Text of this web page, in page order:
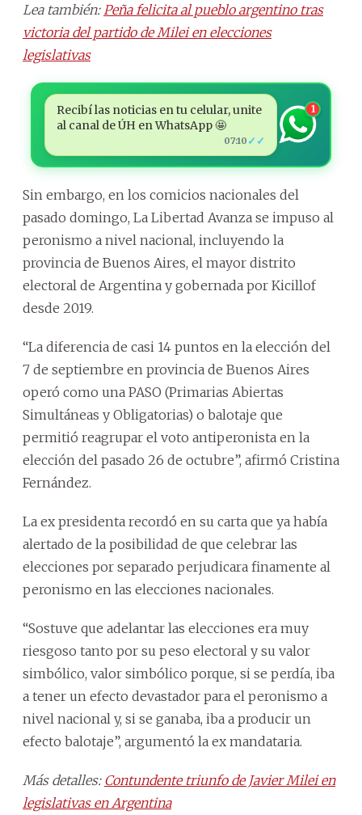
Lea también: Peña felicita al pueblo argentino tras
victoria del partido de Milei en elecciones
legislativas
Recibí las noticias en tu celular, unite
al canal de ÚH en WhatsApp 🤩
07:10 ✓✓
1
Sin embargo, en los comicios nacionales del
pasado domingo, La Libertad Avanza se impuso al
peronismo a nivel nacional, incluyendo la
provincia de Buenos Aires, el mayor distrito
electoral de Argentina y gobernada por Kicillof
desde 2019.
“La diferencia de casi 14 puntos en la elección del
7 de septiembre en provincia de Buenos Aires
operó como una PASO (Primarias Abiertas
Simultáneas y Obligatorias) o balotaje que
permitió reagrupar el voto antiperonista en la
elección del pasado 26 de octubre”, afirmó Cristina
Fernández.
La ex presidenta recordó en su carta que ya había
alertado de la posibilidad de que celebrar las
elecciones por separado perjudicara finamente al
peronismo en las elecciones nacionales.
“Sostuve que adelantar las elecciones era muy
riesgoso tanto por su peso electoral y su valor
simbólico, valor simbólico porque, si se perdía, iba
a tener un efecto devastador para el peronismo a
nivel nacional y, si se ganaba, iba a producir un
efecto balotaje”, argumentó la ex mandataria.
Más detalles: Contundente triunfo de Javier Milei en
legislativas en Argentina